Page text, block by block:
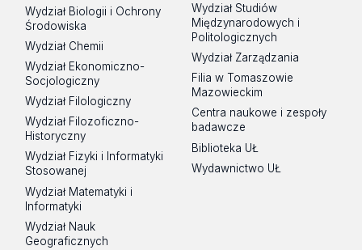
Wydział Biologii i Ochrony
Środowiska
Wydział Chemii
Wydział Ekonomiczno-
Socjologiczny
Wydział Filologiczny
Wydział Filozoficzno-
Historyczny
Wydział Fizyki i Informatyki
Stosowanej
Wydział Matematyki i
Informatyki
Wydział Nauk
Geograficznych
Wydział Studiów
Międzynarodowych i
Politologicznych
Wydział Zarządzania
Filia w Tomaszowie
Mazowieckim
Centra naukowe i zespoły
badawcze
Biblioteka UŁ
Wydawnictwo UŁ